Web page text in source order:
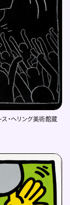
ス・ヘリング美術館蔵